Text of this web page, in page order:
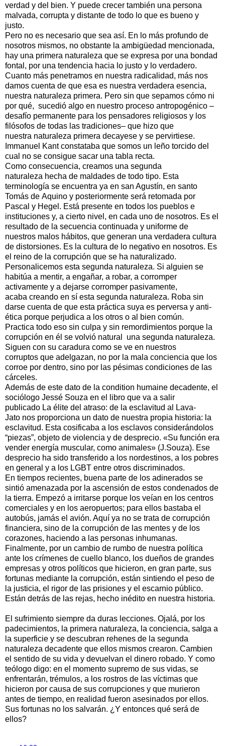
verdad y del bien. Y puede crecer también una persona
malvada, corrupta y distante de todo lo que es bueno y
justo.
Pero no es necesario que sea así. En lo más profundo de
nosotros mismos, no obstante la ambigüedad mencionada,
hay una primera naturaleza que se expresa por una bondad
fontal, por una tendencia hacia lo justo y lo verdadero.
Cuanto más penetramos en nuestra radicalidad, más nos
damos cuenta de que esa es nuestra verdadera esencia,
nuestra naturaleza primera. Pero sin que sepamos cómo ni
por qué, sucedió algo en nuestro proceso antropogénico –
desafío permanente para los pensadores religiosos y los
filósofos de todas las tradiciones– que hizo que
nuestra naturaleza primera decayese y se pervirtiese.
Immanuel Kant constataba que somos un leño torcido del
cual no se consigue sacar una tabla recta.
Como consecuencia, creamos una segunda
naturaleza hecha de maldades de todo tipo. Esta
terminología se encuentra ya en san Agustín, en santo
Tomás de Aquino y posteriormente será retomada por
Pascal y Hegel. Está presente en todos los pueblos e
instituciones y, a cierto nivel, en cada uno de nosotros. Es el
resultado de la secuencia continuada y uniforme de
nuestros malos hábitos, que generan una verdadera cultura
de distorsiones. Es la cultura de lo negativo en nosotros. Es
el reino de la corrupción que se ha naturalizado.
Personalicemos esta segunda naturaleza. Si alguien se
habitúa a mentir, a engañar, a robar, a corromper
activamente y a dejarse corromper pasivamente,
acaba creando en sí esta segunda naturaleza. Roba sin
darse cuenta de que esta práctica suya es perversa y anti-
ética porque perjudica a los otros o al bien común.
Practica todo eso sin culpa y sin remordimientos porque la
corrupción en él se volvió natural una segunda naturaleza.
Siguen con su caradura como se ve en nuestros
corruptos que adelgazan, no por la mala conciencia que los
corroe por dentro, sino por las pésimas condiciones de las
cárceles.
Además de este dato de la condition humaine decadente, el
sociólogo Jessé Souza en el libro que va a salir
publicado La élite del atraso: de la esclavitud al Lava-
Jato nos proporciona un dato de nuestra propia historia: la
esclavitud. Esta cosificaba a los esclavos considerándolos
“piezas”, objeto de violencia y de desprecio. «Su función era
vender energía muscular, como animales» (J.Souza). Ese
desprecio ha sido transferido a los nordestinos, a los pobres
en general y a los LGBT entre otros discriminados.
En tiempos recientes, buena parte de los adinerados se
sintió amenazada por la ascensión de estos condenados de
la tierra. Empezó a irritarse porque los veían en los centros
comerciales y en los aeropuertos; para ellos bastaba el
autobús, jamás el avión. Aquí ya no se trata de corrupción
financiera, sino de la corrupción de las mentes y de los
corazones, haciendo a las personas inhumanas.
Finalmente, por un cambio de rumbo de nuestra política
ante los crímenes de cuello blanco, los dueños de grandes
empresas y otros políticos que hicieron, en gran parte, sus
fortunas mediante la corrupción, están sintiendo el peso de
la justicia, el rigor de las prisiones y el escarnio público.
Están detrás de las rejas, hecho inédito en nuestra historia.
El sufrimiento siempre da duras lecciones. Ojalá, por los
padecimientos, la primera naturaleza, la conciencia, salga a
la superficie y se descubran rehenes de la segunda
naturaleza decadente que ellos mismos crearon. Cambien
el sentido de su vida y devuelvan el dinero robado. Y como
teólogo digo: en el momento supremo de sus vidas, se
enfrentarán, trémulos, a los rostros de las víctimas que
hicieron por causa de sus corrupciones y que murieron
antes de tiempo, en realidad fueron asesinados por ellos.
Sus fortunas no los salvarán. ¿Y entonces qué será de
ellos?